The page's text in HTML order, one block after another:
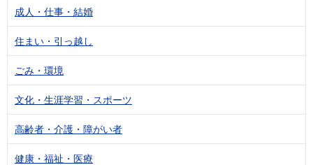
成人・仕事・結婚
住まい・引っ越し
ごみ・環境
文化・生涯学習・スポーツ
高齢者・介護・障がい者
健康・福祉・医療